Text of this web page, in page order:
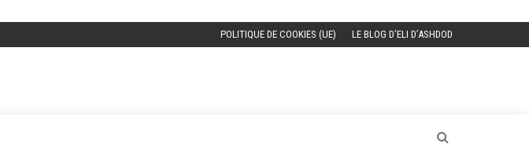
POLITIQUE DE COOKIES (UE) LE BLOG D’ELI D’ASHDOD